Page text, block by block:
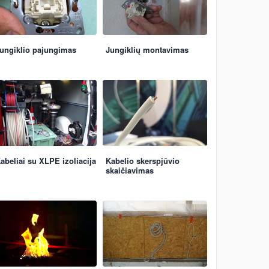
pajungimas Jungiklių montavimas
su XLPE izoliacija
Kabelio skerspjūvio
skaičiavimas